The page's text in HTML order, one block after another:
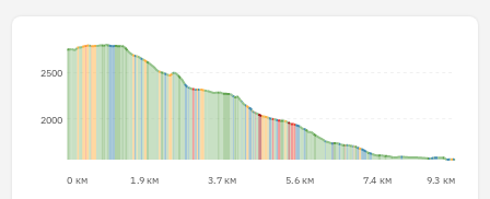
2000
2500
0 км 1.9 км 3.7 км 5.6 км 7.4 км 9.3 км